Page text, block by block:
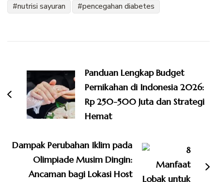
nutrisi sayuran
pencegahan diabetes
Panduan Lengkap Budget
Pernikahan di Indonesia 2026:
Rp 250-500 Juta dan Strategi
Hemat
Dampak Perubahan Iklim pada
Olimpiade Musim Dingin:
Ancaman bagi Lokasi Host